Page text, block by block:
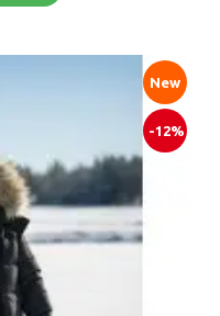
New
-12%